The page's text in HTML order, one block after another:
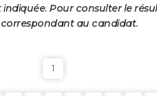
Pour consulter le
correspondant au candidat.
1